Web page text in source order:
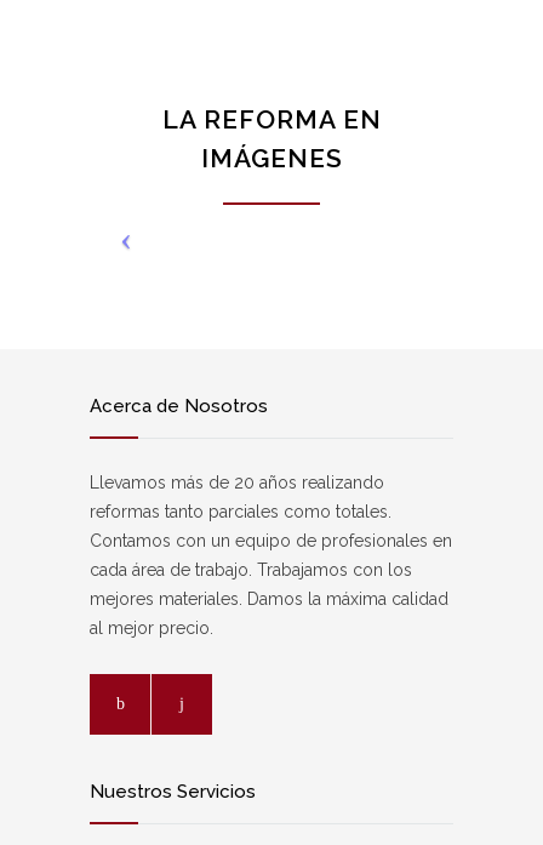
LA REFORMA EN
IMÁGENES
Acerca de Nosotros
Llevamos más de 20 años realizando
reformas tanto parciales como totales.
Contamos con un equipo de profesionales en
cada área de trabajo. Trabajamos con los
mejores materiales. Damos la máxima calidad
al mejor precio.
Nuestros Servicios